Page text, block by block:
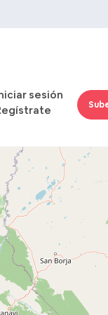
sesión